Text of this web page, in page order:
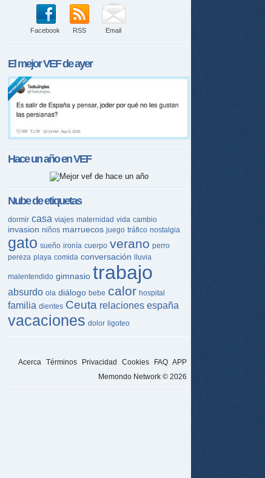
Facebook RSS Email
El mejorVEFde ayer
Hace un año enVEF
Nube de etiquetas
dormir casa viajes maternidad vida cambio
invasion niños marruecos juego tráfico nostalgia
gato sueño ironía cuerpo verano perro
pereza playa comida conversación lluvia
malentendido gimnasio trabajo
absurdo ola diálogo bebe calor hospital
familia dientes Ceuta relaciones españa
vacaciones dolor ligoteo
Acerca Términos Privacidad Cookies FAQ APP
Memondo Network © 2026